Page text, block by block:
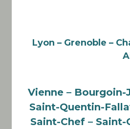
Lyon – Grenoble –
Vienne – Bourgoin-
Saint-Quentin-
Saint-Chef – Saint-